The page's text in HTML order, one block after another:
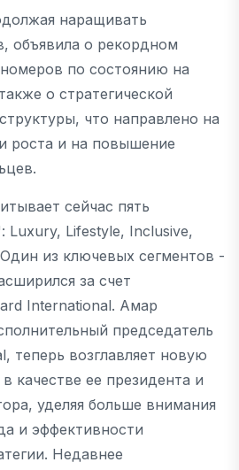
наращивать
объявила о рекордном
по состоянию на
о стратегической
что направлено на
роста и на повышение
сейчас пять
Luxury, Lifestyle, Inclusive,
Один из ключевых сегментов -
за счет
International. Амар
председатель
теперь возглавляет новую
качестве ее президента и
уделяя больше внимания
и эффективности
Недавнее